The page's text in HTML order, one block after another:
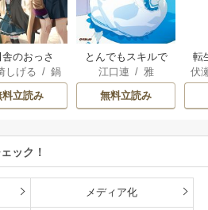
舎のおっさ
聖になる
の田舎の剣
範だったの
俺を放って
ない件～
しげる /鍋
テツヒロ
料立読み
とんでもスキルで
異世界放浪メシ
江口連 / 雅
無料立読み
転
伏
ック！
メディア化